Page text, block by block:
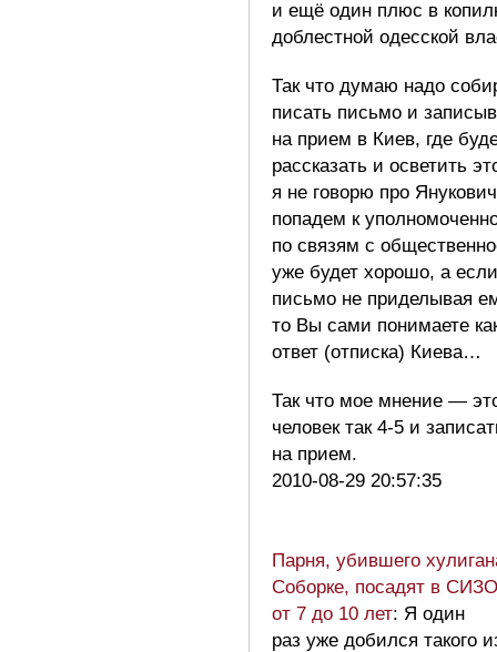
и ещё один плюс в
доблестной одесской
Так что думаю надо
писать письмо и
на прием в Киев, где
рассказать и осветить
я не говорю про
попадем к
по связям с
уже будет хорошо, а
письмо не приделывая
то Вы сами понимаете
ответ (отписка) Киева…
Так что мое мнение —
человек так 4-5 и
на прием.
2010-08-29 20:57:35
Парня, убившего
Соборке, посадят в
от 7 до 10 лет: Я один
раз уже добился такого